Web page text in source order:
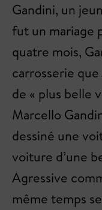
Gandini, un
fut un mariage
quatre mois,
carrosserie
de « plus belle
Marcello
dessiné une
voiture d’une
Agressive
même temps